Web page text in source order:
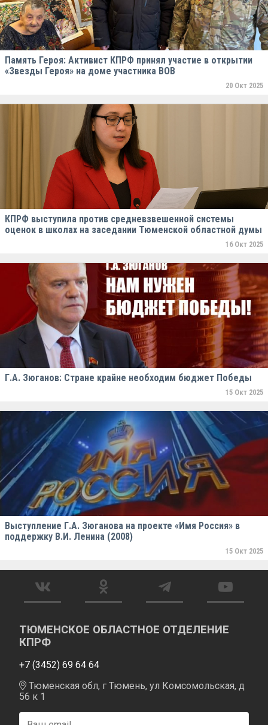
Память Героя: Активист КПРФ принял участие в открытии
«Звезды Героя» на доме участника ВОВ
20 Окт 2025
КПРФ выступила против средневзвешенной системы
оценок в школах на заседании Тюменской областной думы
16 Окт 2025
Г.А. Зюганов: Стране крайне необходим бюджет Победы
15 Окт 2025
Выступление Г.А. Зюганова на проекте «Имя Россия» в
поддержку В.И. Ленина (2008)
15 Окт 2025
ТЮМЕНСКОЕ ОБЛАСТНОЕ ОТДЕЛЕНИЕ
КПРФ
+7 (3452) 69 64 64
Тюменская обл, г Тюмень, ул Комсомольская, д
56 к 1